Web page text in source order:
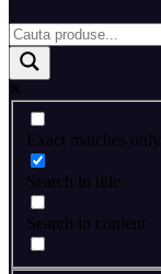
Exact matches only
Search in title
Search in content